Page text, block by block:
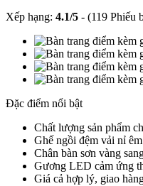
Xếp hạng: 4.1/5 - (119 Phiếu
Đặc điểm nổi bật
Chất lượng sản phẩm
Ghế ngồi đệm vải nỉ
Chân bàn sơn vàng
Gương LED cảm ứng
Giá cả hợp lý, giao